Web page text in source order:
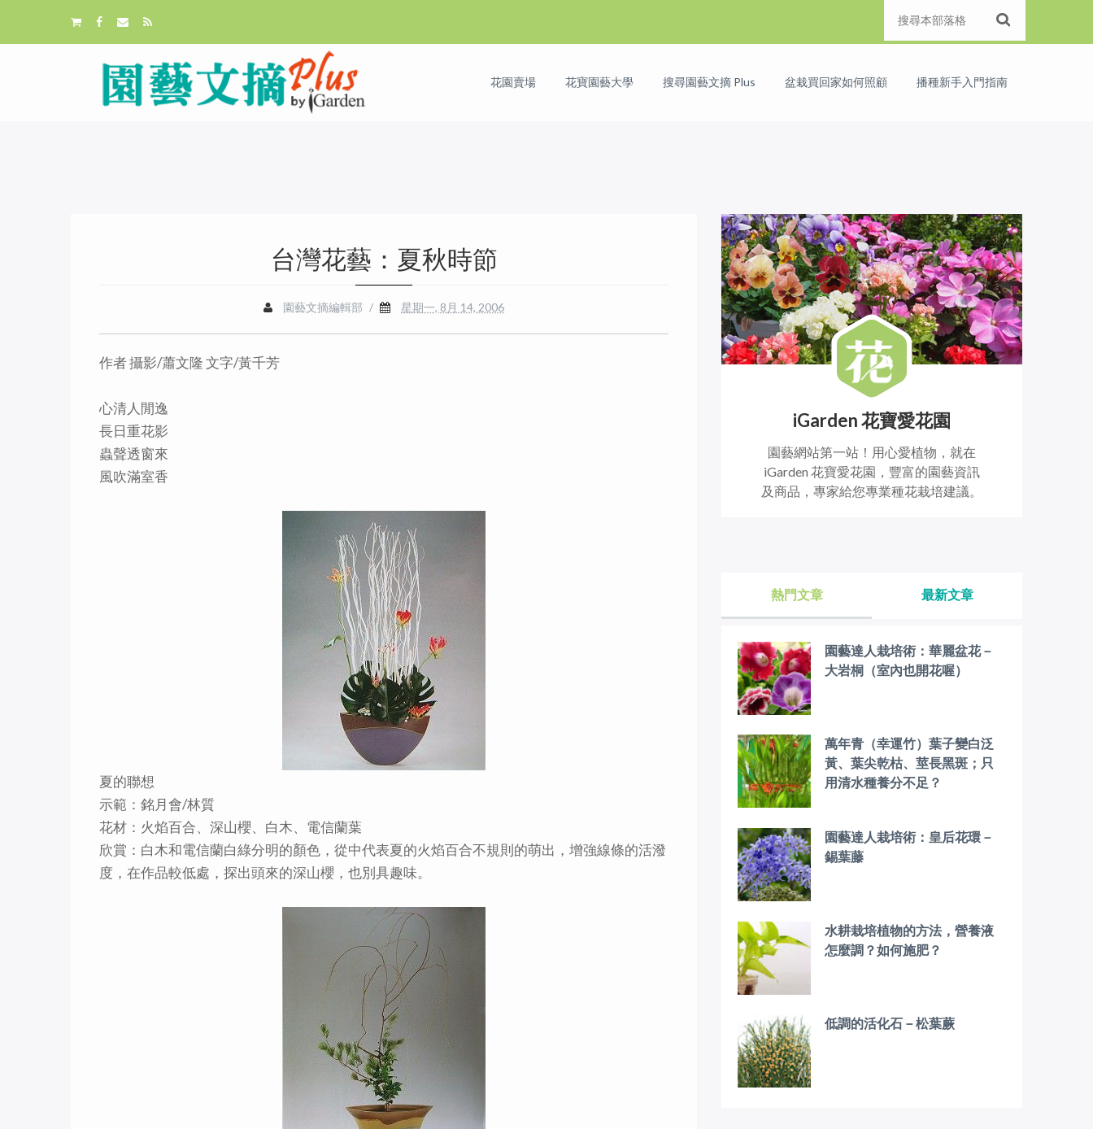
花園賣場 花寶園藝大學 搜尋園藝文摘 Plus 盆栽買回家如何照顧 播種新手入門指南
台灣花藝：夏秋時節
園藝文摘編輯部 / 星期一, 8月 14, 2006
作者 攝影/蕭文隆 文字/黃千芳
心清人閒逸
長日重花影
蟲聲透窗來
風吹滿室香
夏的聯想
示範：銘月會/林質
花材：火焰百合、深山櫻、白木、電信蘭葉
欣賞：白木和電信蘭白綠分明的顏色，從中代表夏的火焰百合不規則的萌出，增強線條的活潑
度，在作品較低處，探出頭來的深山櫻，也別具趣味。
iGarden 花寶愛花園
園藝網站第一站！用心愛植物，就在
iGarden 花寶愛花園，豐富的園藝資訊
及商品，專家給您專業種花栽培建議。
熱門文章 最新文章
園藝達人栽培術：華麗盆花－
大岩桐（室內也開花喔）
萬年青（幸運竹）葉子變白泛
黃、葉尖乾枯、莖長黑斑；只
用清水種養分不足？
園藝達人栽培術：皇后花環－
錫葉藤
水耕栽培植物的方法，營養液
怎麼調？如何施肥？
低調的活化石－松葉蕨